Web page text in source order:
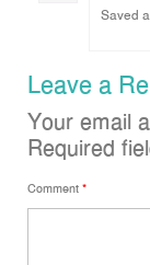
Saved
Leave a
Your email
Required
Comment *